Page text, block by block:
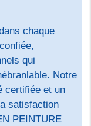
chaque
qui
Notre
certifiée et un
satisfaction
PEINTURE